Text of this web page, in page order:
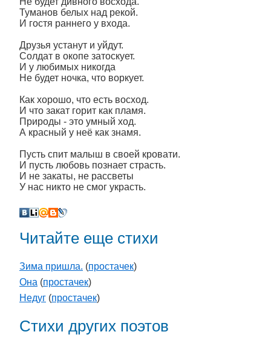
Туманов белых над рекой.
И гостя раннего у входа.
Друзья устанут и уйдут.
Солдат в окопе затоскует.
И у любимых никогда
Не будет ночка, что воркует.
Как хорошо, что есть восход.
И что закат горит как пламя.
Природы - это умный ход.
А красный у неё как знамя.
Пусть спит малыш в своей кровати.
И пусть любовь познает страсть.
И не закаты, не рассветы
У нас никто не смог украсть.
Читайте еще стихи
Зима пришла. (простачек)
Она (простачек)
Недуг (простачек)
Стихи других поэтов